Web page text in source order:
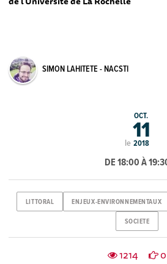
SIMON LAHITETE - NACSTI
le
OCT.
11
2018
DE 18:00 À
LITTORAL ENJEUX-ENVIRONNEMENTAUX
SOCIETE
1214 0